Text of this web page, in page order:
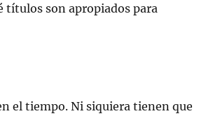
títulos son apropiados para
el tiempo. Ni siquiera tienen que